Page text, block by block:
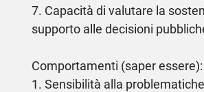
7. Capacità di valutare la
supporto alle decisioni
Comportamenti (saper essere):
1. Sensibilità alla